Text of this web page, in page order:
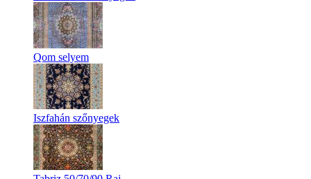
Qom selyem
Iszfahán szőnyegek